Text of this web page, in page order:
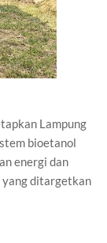
Lampung
bioetanol
energi dan
yang ditargetkan